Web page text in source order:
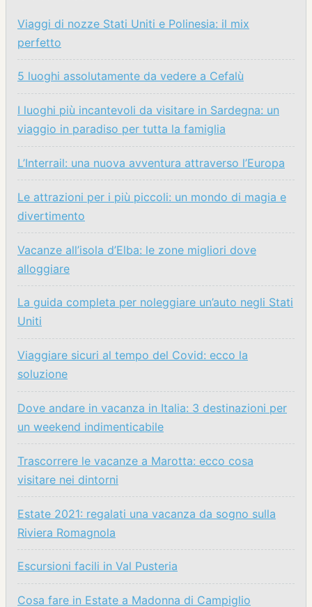
Viaggi di nozze Stati Uniti e Polinesia: il mix
perfetto
5 luoghi assolutamente da vedere a Cefalù
I luoghi più incantevoli da visitare in Sardegna: un
viaggio in paradiso per tutta la famiglia
L’Interrail: una nuova avventura attraverso l’Europa
Le attrazioni per i più piccoli: un mondo di magia e
divertimento
Vacanze all’isola d’Elba: le zone migliori dove
alloggiare
La guida completa per noleggiare un’auto negli Stati
Uniti
Viaggiare sicuri al tempo del Covid: ecco la
soluzione
Dove andare in vacanza in Italia: 3 destinazioni per
un weekend indimenticabile
Trascorrere le vacanze a Marotta: ecco cosa
visitare nei dintorni
Estate 2021: regalati una vacanza da sogno sulla
Riviera Romagnola
Escursioni facili in Val Pusteria
Cosa fare in Estate a Madonna di Campiglio